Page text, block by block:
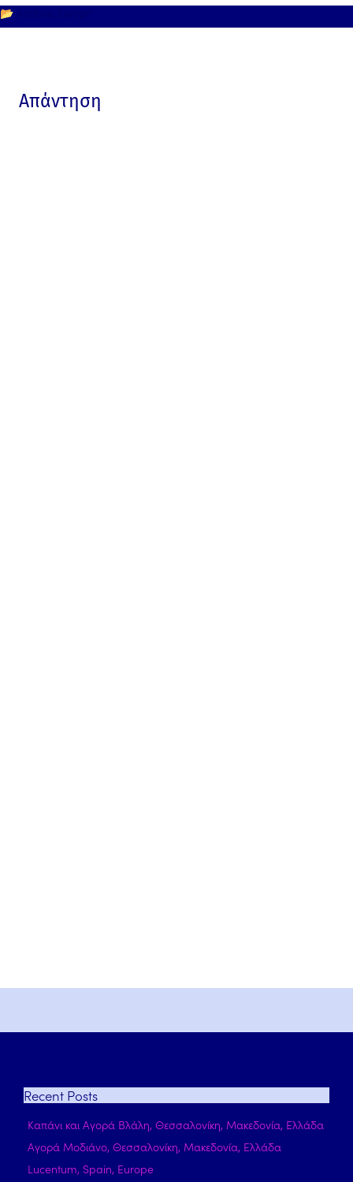
📂
Απάντηση
Recent Posts
Καπάνι και Αγορά Βλάλη, Θεσσαλονίκη, Μακεδονία, Ελλάδα
Αγορά Μοδιάνο, Θεσσαλονίκη, Μακεδονία, Ελλάδα
Lucentum, Spain, Europe